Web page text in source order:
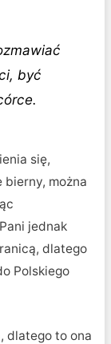
być
się,
można
jednak
dlatego
Polskiego
dlatego to ona